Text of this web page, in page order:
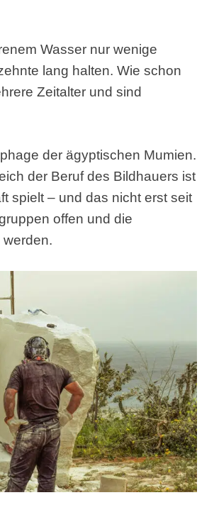
Wasser nur wenige
lang halten. Wie schon
Zeitalter und sind
der ägyptischen Mumien.
der Beruf des Bildhauers ist
spielt – und das nicht erst seit
offen und die